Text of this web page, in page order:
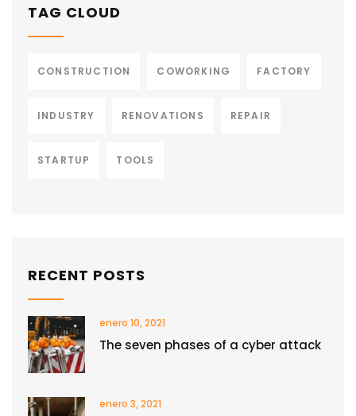
TAG CLOUD
CONSTRUCTION COWORKING FACTORY
INDUSTRY RENOVATIONS REPAIR
STARTUP TOOLS
RECENT POSTS
enero 10, 2021
The seven phases of a cyber attack
enero 3, 2021